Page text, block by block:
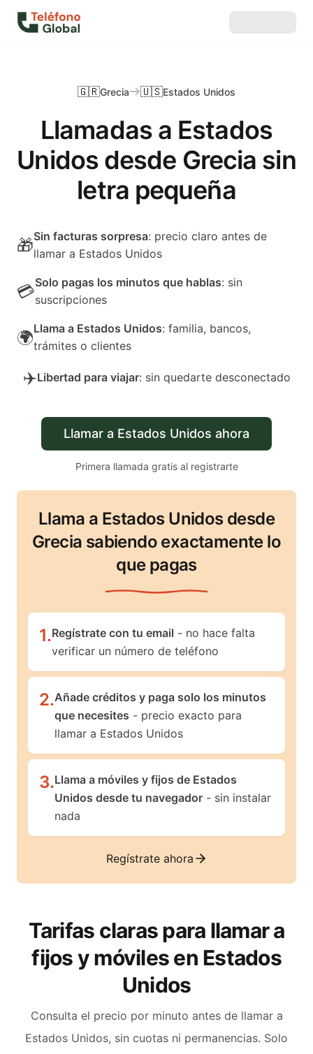
Llamadas a Estados
Unidos desde Grecia sin
letra pequeña
🇬🇷Grecia 🇺🇸Estados Unidos
🎁Sin facturas sorpresa: precio claro antes de
llamar a Estados Unidos
💳Solo pagas los minutos que hablas: sin
suscripciones
🌍Llama a Estados Unidos: familia, bancos,
trámites o clientes
✈️Libertad para viajar: sin quedarte desconectado
Llamar a Estados Unidos ahora
Primera llamada gratis al registrarte
Llama a Estados Unidos desde
Grecia sabiendo exactamente lo
que pagas
1.Regístrate con tu email - no hace falta
verificar un número de teléfono
2.Añade créditos y paga solo los minutos
que necesites - precio exacto para
llamar a Estados Unidos
3.Llama a móviles y fijos de Estados
Unidos desde tu navegador - sin instalar
nada
Regístrate ahora
Tarifas claras para llamar a
fijos y móviles en Estados
Unidos
Consulta el precio por minuto antes de llamar a
Estados Unidos, sin cuotas ni permanencias. Solo